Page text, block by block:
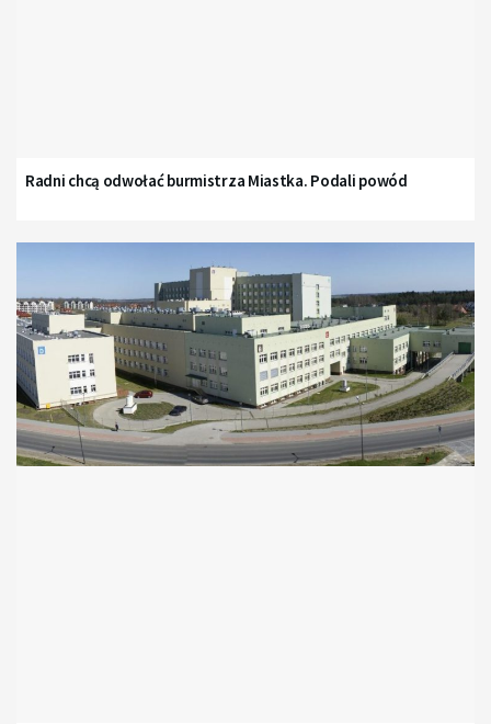
Radni chcą odwołać burmistrza Miastka. Podali powód